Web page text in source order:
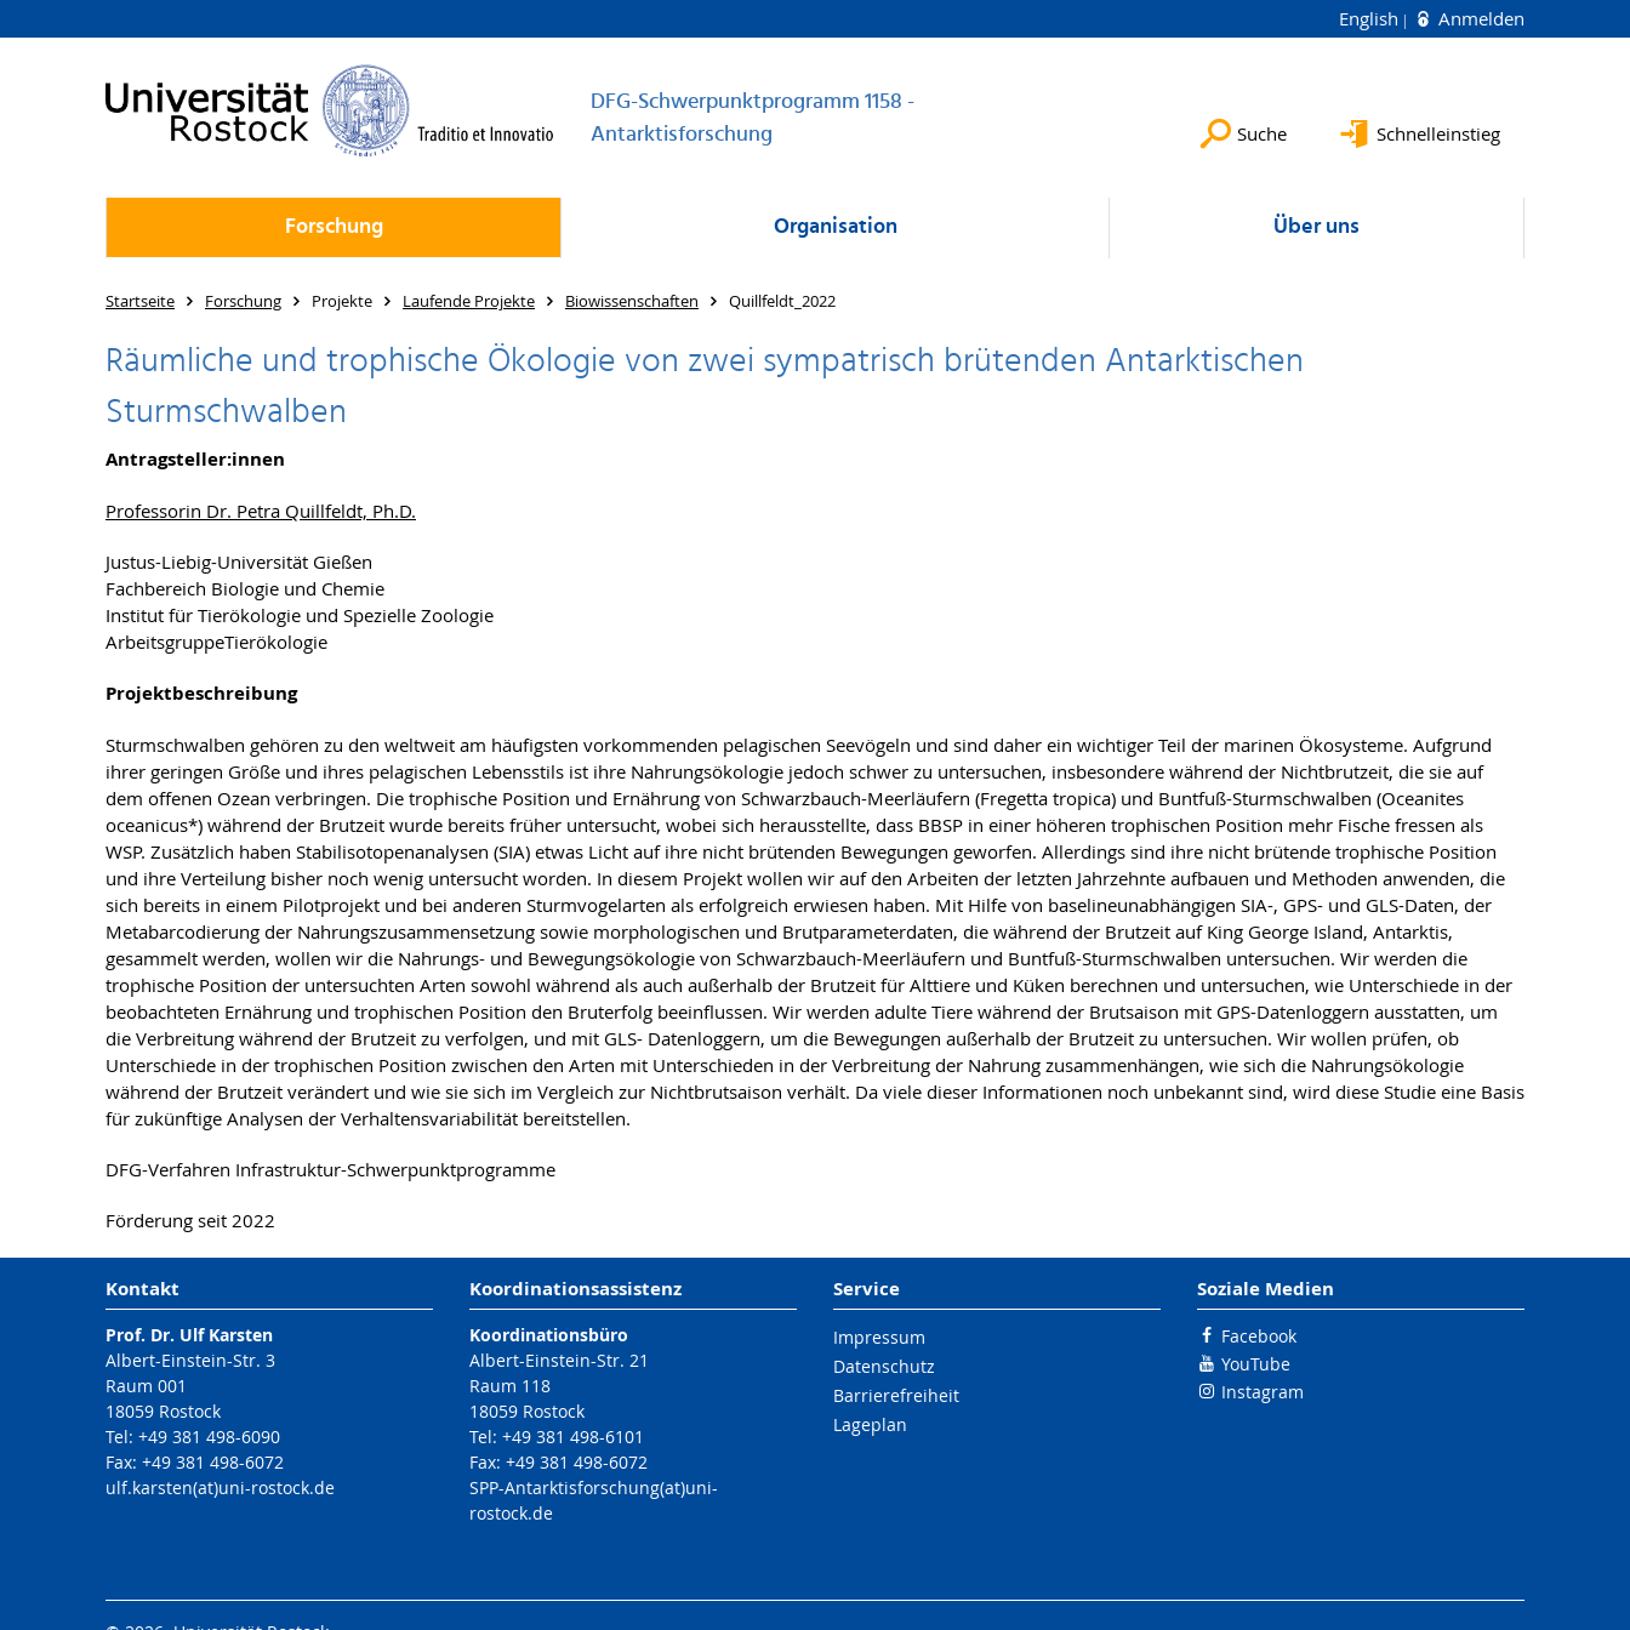
English Anmelden
DFG-Schwerpunktprogramm 1158 -
Antarktisforschung
Suche Schnelleinstieg
Forschung Organisation Über uns
Startseite Forschung Projekte Laufende Projekte Biowissenschaften Quillfeldt_2022
Räumliche und trophische Ökologie von zwei sympatrisch brütenden Antarktischen
Sturmschwalben
Antragsteller:innen
Professorin Dr. Petra Quillfeldt, Ph.D.
Justus-Liebig-Universität Gießen
Fachbereich Biologie und Chemie
Institut für Tierökologie und Spezielle Zoologie
ArbeitsgruppeTierökologie
Projektbeschreibung
Sturmschwalben gehören zu den weltweit am häufigsten vorkommenden pelagischen Seevögeln und sind daher ein wichtiger Teil der marinen Ökosysteme. Aufgrund
ihrer geringen Größe und ihres pelagischen Lebensstils ist ihre Nahrungsökologie jedoch schwer zu untersuchen, insbesondere während der Nichtbrutzeit, die sie auf
dem offenen Ozean verbringen. Die trophische Position und Ernährung von Schwarzbauch-Meerläufern (Fregetta tropica) und Buntfuß-Sturmschwalben (Oceanites
oceanicus*) während der Brutzeit wurde bereits früher untersucht, wobei sich herausstellte, dass BBSP in einer höheren trophischen Position mehr Fische fressen als
WSP. Zusätzlich haben Stabilisotopenanalysen (SIA) etwas Licht auf ihre nicht brütenden Bewegungen geworfen. Allerdings sind ihre nicht brütende trophische Position
und ihre Verteilung bisher noch wenig untersucht worden. In diesem Projekt wollen wir auf den Arbeiten der letzten Jahrzehnte aufbauen und Methoden anwenden, die
sich bereits in einem Pilotprojekt und bei anderen Sturmvogelarten als erfolgreich erwiesen haben. Mit Hilfe von baselineunabhängigen SIA-, GPS- und GLS-Daten, der
Metabarcodierung der Nahrungszusammensetzung sowie morphologischen und Brutparameterdaten, die während der Brutzeit auf King George Island, Antarktis,
gesammelt werden, wollen wir die Nahrungs- und Bewegungsökologie von Schwarzbauch-Meerläufern und Buntfuß-Sturmschwalben untersuchen. Wir werden die
trophische Position der untersuchten Arten sowohl während als auch außerhalb der Brutzeit für Alttiere und Küken berechnen und untersuchen, wie Unterschiede in der
beobachteten Ernährung und trophischen Position den Bruterfolg beeinflussen. Wir werden adulte Tiere während der Brutsaison mit GPS-Datenloggern ausstatten, um
die Verbreitung während der Brutzeit zu verfolgen, und mit GLS- Datenloggern, um die Bewegungen außerhalb der Brutzeit zu untersuchen. Wir wollen prüfen, ob
Unterschiede in der trophischen Position zwischen den Arten mit Unterschieden in der Verbreitung der Nahrung zusammenhängen, wie sich die Nahrungsökologie
während der Brutzeit verändert und wie sie sich im Vergleich zur Nichtbrutsaison verhält. Da viele dieser Informationen noch unbekannt sind, wird diese Studie eine Basis
für zukünftige Analysen der Verhaltensvariabilität bereitstellen.
DFG-Verfahren Infrastruktur-Schwerpunktprogramme
Förderung seit 2022
Kontakt
Prof. Dr. Ulf Karsten
Albert-Einstein-Str. 3
Raum 001
18059 Rostock
Tel: +49 381 498-6090
Fax: +49 381 498-6072
ulf.karsten(at)uni-rostock.de
Koordinationsassistenz
Koordinationsbüro
Albert-Einstein-Str. 21
Raum 118
18059 Rostock
Tel: +49 381 498-6101
Fax: +49 381 498-6072
SPP-Antarktisforschung(at)uni-
rostock.de
Service
Impressum
Datenschutz
Barrierefreiheit
Lageplan
Soziale Medien
Facebook
YouTube
Instagram